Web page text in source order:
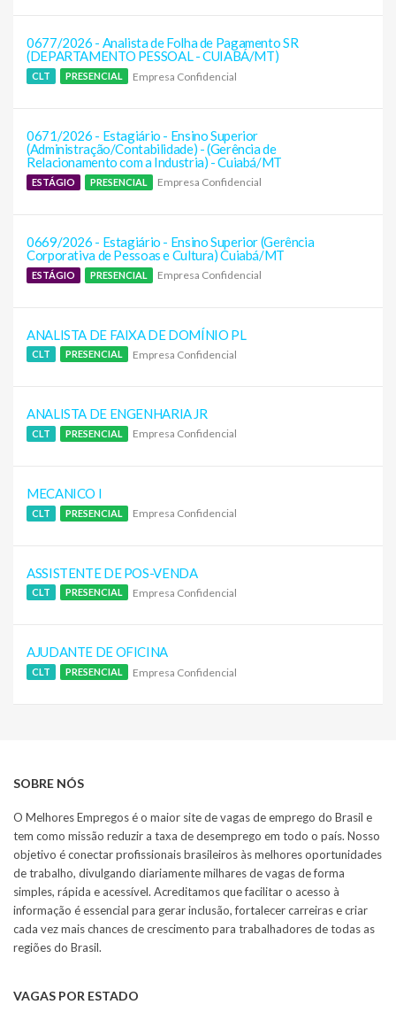
0677/2026 - Analista de Folha de Pagamento SR
(DEPARTAMENTO PESSOAL - CUIABÁ/MT)
CLT PRESENCIAL Empresa Confidencial
0671/2026 - Estagiário - Ensino Superior
(Administração/Contabilidade) - (Gerência de
Relacionamento com a Industria) - Cuiabá/MT
ESTÁGIO PRESENCIAL Empresa Confidencial
0669/2026 - Estagiário - Ensino Superior (Gerência
Corporativa de Pessoas e Cultura) Cuiabá/MT
ESTÁGIO PRESENCIAL Empresa Confidencial
ANALISTA DE FAIXA DE DOMÍNIO PL
CLT PRESENCIAL Empresa Confidencial
ANALISTA DE ENGENHARIA JR
CLT PRESENCIAL Empresa Confidencial
MECANICO I
CLT PRESENCIAL Empresa Confidencial
ASSISTENTE DE POS-VENDA
CLT PRESENCIAL Empresa Confidencial
AJUDANTE DE OFICINA
CLT PRESENCIAL Empresa Confidencial
SOBRE NÓS
O Melhores Empregos é o maior site de vagas de emprego do Brasil e
tem como missão reduzir a taxa de desemprego em todo o país. Nosso
objetivo é conectar profissionais brasileiros às melhores oportunidades
de trabalho, divulgando diariamente milhares de vagas de forma
simples, rápida e acessível. Acreditamos que facilitar o acesso à
informação é essencial para gerar inclusão, fortalecer carreiras e criar
cada vez mais chances de crescimento para trabalhadores de todas as
regiões do Brasil.
VAGAS POR ESTADO